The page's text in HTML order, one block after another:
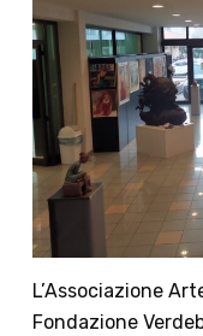
L’Associazione
Fondazione